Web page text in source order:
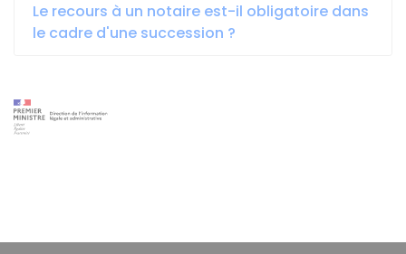
Le recours à un notaire est-il obligatoire dans
le cadre d'une succession ?